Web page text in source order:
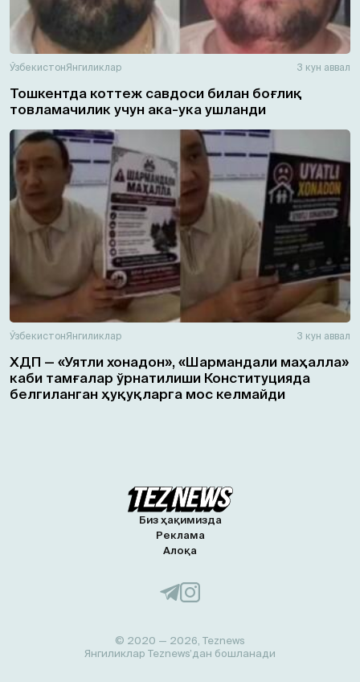
ЎзбекистонЯнгиликлар 3 кун аввал
Тошкентда коттеж савдоси билан боғлиқ
товламачилик учун ака-ука ушланди
ЎзбекистонЯнгиликлар 3 кун аввал
ХДП — «Уятли хонадон», «Шармандали маҳалла»
каби тамғалар ўрнатилиши Конституцияда
белгиланган ҳуқуқларга мос келмайди
Биз ҳақимизда
Реклама
Алоқа
© 2020 — 2026, Teznews
Янгиликлар Teznews’дан бошланади